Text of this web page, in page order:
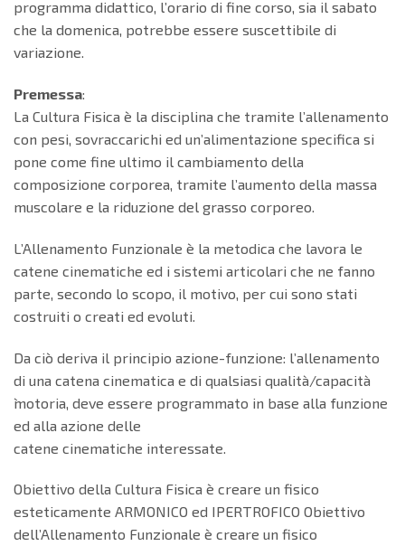
programma didattico, l’orario di fine corso, sia il sabato
che la domenica, potrebbe essere suscettibile di
variazione.
Premessa:
La Cultura Fisica è la disciplina che tramite l’allenamento
con pesi, sovraccarichi ed un’alimentazione specifica si
pone come fine ultimo il cambiamento della
composizione corporea, tramite l’aumento della massa
muscolare e la riduzione del grasso corporeo.
L’Allenamento Funzionale è la metodica che lavora le
catene cinematiche ed i sistemi articolari che ne fanno
parte, secondo lo scopo, il motivo, per cui sono stati
costruiti o creati ed evoluti.
Da ciò deriva il principio azione-funzione: l’allenamento
di una catena cinematica e di qualsiasi qualità/capacità
̀motoria, deve essere programmato in base alla funzione
ed alla azione delle
catene cinematiche interessate.
Obiettivo della Cultura Fisica è creare un fisico
esteticamente ARMONICO ed IPERTROFICO Obiettivo
dell’Allenamento Funzionale è creare un fisico